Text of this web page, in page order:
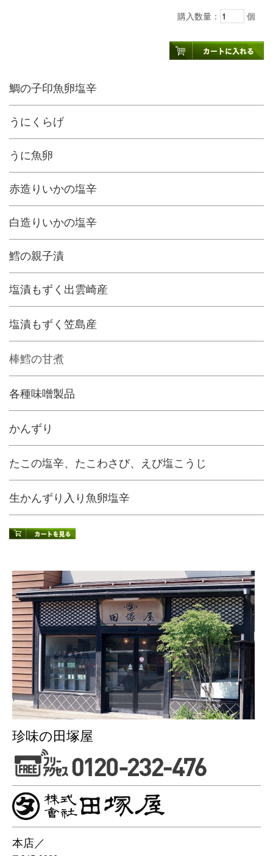
購入数量： 個
鯛の子印魚卵塩辛
うにくらげ
うに魚卵
赤造りいかの塩辛
白造りいかの塩辛
鱈の親子漬
塩漬もずく出雲崎産
塩漬もずく笠島産
棒鱈の甘煮
各種味噌製品
かんずり
たこの塩辛、たこわさび、えび塩こうじ
生かんずり入り魚卵塩辛
珍味の田塚屋
本店／